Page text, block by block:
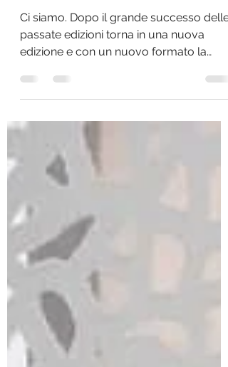
di Via Roma, 60
Ci siamo. Dopo il grande successo delle
passate edizioni torna in una nuova
edizione e con un nuovo formato la